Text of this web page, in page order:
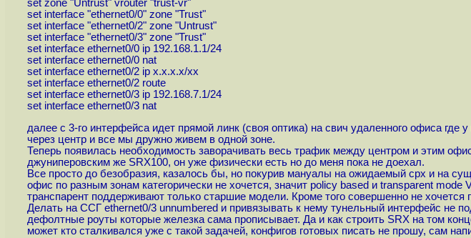
set zone "Untrust" vrouter "trust-vr"
set interface "ethernet0/0" zone "Trust"
set interface "ethernet0/2" zone "Untrust"
set interface "ethernet0/3" zone "Trust"
set interface ethernet0/0 ip 192.168.1.1/24
set interface ethernet0/0 nat
set interface ethernet0/2 ip х.х.х.х/хх
set interface ethernet0/2 route
set interface ethernet0/3 ip 192.168.7.1/24
set interface ethernet0/3 nat
далее с 3-го интерфейса идет прямой линк (своя оптика) на свич удаленного офиса
через центр и все мы дружно живем в одной зоне.
Теперь появилась необходимость заворачивать весь трафик между центром и этим
джуниперовским же SRX100, он уже физически есть но до меня пока не доехал.
Все просто до безобразия, казалось бы, но покурив мануалы на ожидаемый срх и на
офис по разным зонам категорически не хочется, значит policy based и transparent
транспарент поддерживают только старшие модели. Кроме того совершенно не
Делать на ССГ ethernet0/3 unnumbered и привязывать к нему тунельный интерфейс не
дефолтные роуты которые железка сама прописывает. Да и как строить SRX на том
может кто сталкивался уже с такой задачей, конфигов готовых писать не прошу, сам